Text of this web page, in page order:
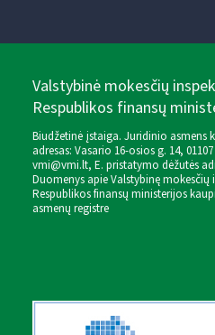
Valstybinė mokesčių
Respublikos finansų
Biudžetinė įstaiga. Juridinio asmens
adresas: Vasario 16-osios g. 14,
vmi@vmi.lt, E. pristatymo dėžutės
Duomenys apie Valstybinę mokesčių
Respublikos finansų ministerijos
asmenų registre